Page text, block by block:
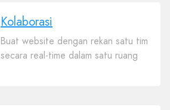
Kolaborasi
Buat website dengan rekan satu tim
secara real-time dalam satu ruang